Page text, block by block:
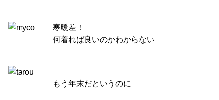
寒暖差！
何着れば良いのかわからない
もう年末だというのに